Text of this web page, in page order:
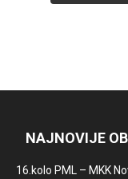
NAJNOVIJE
16.kolo PML – MKK